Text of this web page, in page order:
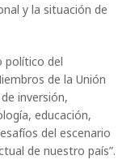
y la situación de
político del
de la Unión
inversión,
educación,
del escenario
de nuestro país”.